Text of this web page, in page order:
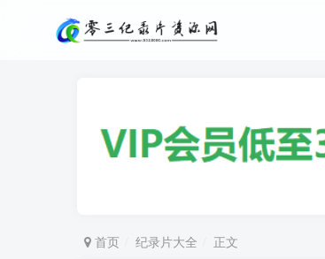
首页 纪录片大全 正文